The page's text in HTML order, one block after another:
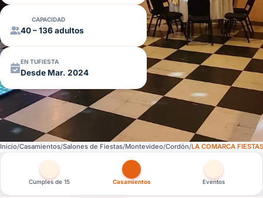
CAPACIDAD
40 – 136 adultos
EN TUFIESTA
Desde Mar. 2024
Inicio Casamientos Salones de Fiestas Montevideo Cordón LA COMARCA
Otras versiones de esta ficha por tipo de festejo
Cumples de 15 Casamientos Eventos